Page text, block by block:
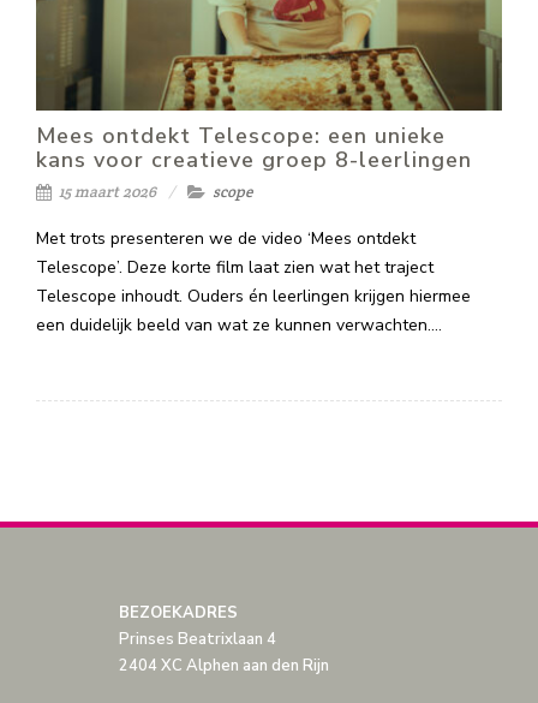
Mees ontdekt Telescope: een unieke
kans voor creatieve groep 8-leerlingen
15 maart 2026 scope
Met trots presenteren we de video ‘Mees ontdekt
Telescope’. Deze korte film laat zien wat het traject
Telescope inhoudt. Ouders én leerlingen krijgen hiermee
een duidelijk beeld van wat ze kunnen verwachten.…
BEZOEKADRES
Prinses Beatrixlaan 4
2404 XC Alphen aan den Rijn